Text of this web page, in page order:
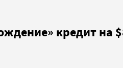
кредит на